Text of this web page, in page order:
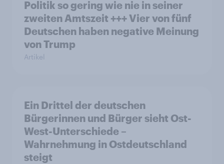
Politik so gering wie nie in seiner
zweiten Amtszeit +++ Vier von fünf
Deutschen haben negative Meinung
von Trump
Artikel
Ein Drittel der deutschen
Bürgerinnen und Bürger sieht Ost-
West-Unterschiede –
Wahrnehmung in Ostdeutschland
steigt